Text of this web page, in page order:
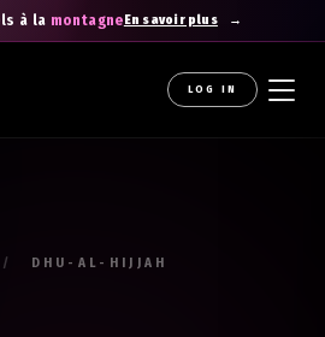
à la montagneEn savoir plus
LOG IN
/ DHU-AL-HIJJAH
etcheminer